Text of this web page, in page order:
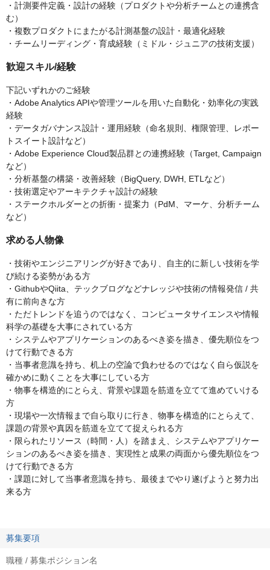
・計測要件定義・設計の経験（プロダクトや分析チームとの連携含
む）
・複数プロダクトにまたがる計測基盤の設計・最適化経験
・チームリーディング・育成経験（ミドル・ジュニアの技術支援）
歓迎スキル/経験
下記いずれかのご経験
・Adobe Analytics APIや管理ツールを用いた自動化・効率化の実践
経験
・データガバナンス設計・運用経験（命名規則、権限管理、レポー
トスイート設計など）
・Adobe Experience Cloud製品群との連携経験（Target, Campaign
など）
・分析基盤の構築・改善経験（BigQuery, DWH, ETLなど）
・技術選定やアーキテクチャ設計の経験
・ステークホルダーとの折衝・提案力（PdM、マーケ、分析チーム
など）
求める人物像
・技術やエンジニアリングが好きであり、自主的に新しい技術を学
び続ける姿勢がある方
・GithubやQiita、テックブログなどナレッジや技術の情報発信 / 共
有に前向きな方
・ただトレンドを追うのではなく、コンピュータサイエンスや情報
科学の基礎を大事にされている方
・システムやアプリケーションのあるべき姿を描き、優先順位をつ
けて行動できる方
・当事者意識を持ち、机上の空論で負わせるのではなく自ら仮説を
確かめに動くことを大事にしている方
・物事を構造的にとらえ、背景や課題を筋道を立てて進めていける
方
・現場や一次情報まで自ら取りに行き、物事を構造的にとらえて、
課題の背景や真因を筋道を立てて捉えられる方
・限られたリソース（時間・人）を踏まえ、システムやアプリケー
ションのあるべき姿を描き、実現性と成果の両面から優先順位をつ
けて行動できる方
・課題に対して当事者意識を持ち、最後までやり遂げようと努力出
来る方
募集要項
職種 / 募集ポジション名